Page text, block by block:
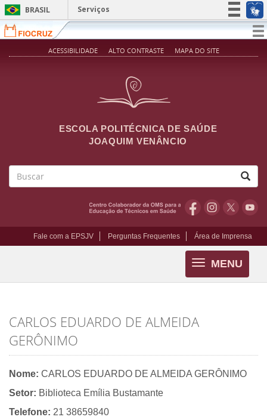
Pular para o conteúdo principal
BRASIL
Serviços
Simplifique!
Participe
ACESSIBILIDADE ALTO CONTRASTE MAPA DO SITE
ESCOLA POLITÉCNICA DE SAÚDE
JOAQUIM VENÂNCIO
Fale com a EPSJV Perguntas Frequentes Área de Imprensa
MENU
Toggle
navigation
CARLOS EDUARDO DE ALMEIDA
GERÔNIMO
Nome: CARLOS EDUARDO DE ALMEIDA GERÔNIMO
Setor: Biblioteca Emília Bustamante
Telefone: 21 38659840